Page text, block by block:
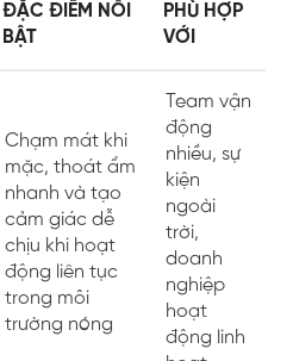
ĐẶC ĐIỂM NỔI
BẬT
PHÙ HỢP
VỚI
Chạm mát khi
mặc, thoát ẩm
nhanh và tạo
cảm giác dễ
chịu khi hoạt
động liên tục
trong môi
trường nóng
Team vận
động
nhiều, sự
kiện
ngoài
trời,
doanh
nghiệp
hoạt
động linh